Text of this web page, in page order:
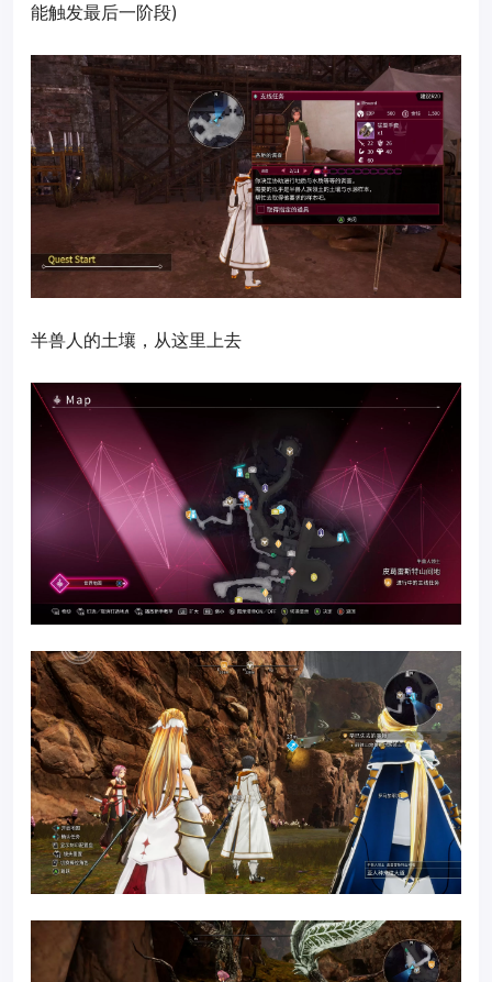
能触发最后一阶段)
半兽人的土壤，从这里上去